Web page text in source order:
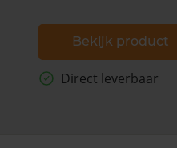
Bekijk product
Direct leverbaar